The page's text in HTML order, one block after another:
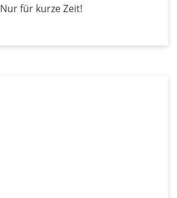
Nur für kurze Zeit!